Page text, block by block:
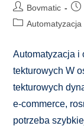
Post
author:
Bovmatic
PostAutomatyzacja
Automatyzacja i
tekturowych W
tekturowych
e-commerce,
potrzeba